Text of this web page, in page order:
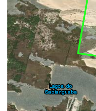
Hidrografia
1:1.000.000
(ANA)
Biomas
(IBGE)
Vegetação
(IBGE)
Rodovias
(IBGE)